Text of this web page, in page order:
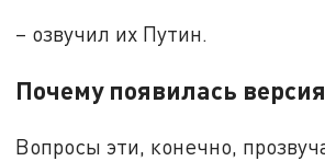
– озвучил их Путин.
Почему появилась
Вопросы эти, конечно,